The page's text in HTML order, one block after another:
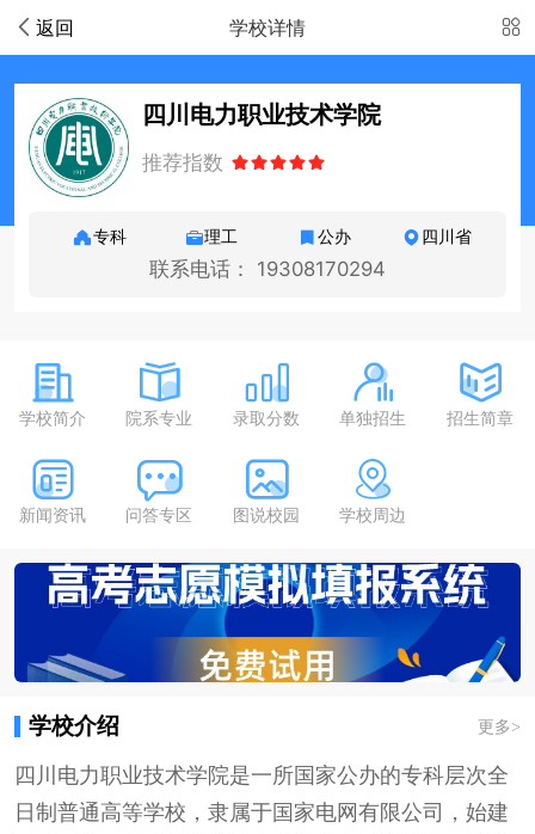
返回 学校详情
四川电力职业技术学院
推荐指数
专科 理工 公办 四川省
联系电话： 19308170294
学校简介 院系专业 录取分数 单独招生 招生简章
新闻资讯 问答专区 图说校园 学校周边
学校介绍 更多>
四川电力职业技术学院是一所国家公办的专科层次全
日制普通高等学校，隶属于国家电网有限公司，始建